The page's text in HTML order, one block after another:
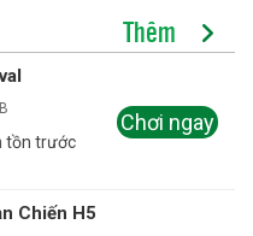
Thêm
tồn trước
Chơi ngay
Chiến H5